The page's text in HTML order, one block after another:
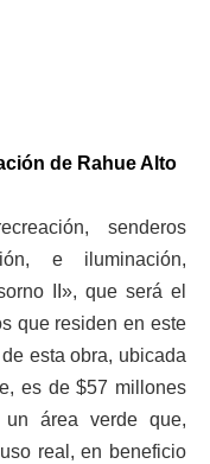
de Rahue Alto
senderos
e iluminación,
II», que será el
que residen en este
esta obra, ubicada
es de $57 millones
un área verde que,
real, en beneficio